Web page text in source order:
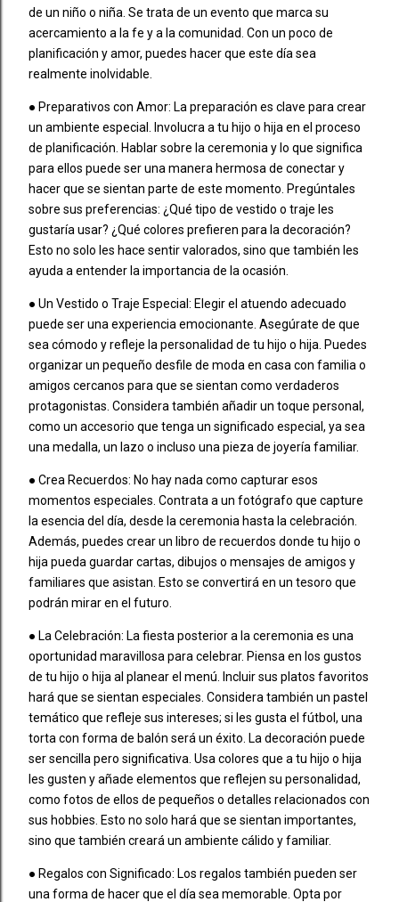
de un niño o niña. Se trata de un evento que marca su
acercamiento a la fe y a la comunidad. Con un poco de
planificación y amor, puedes hacer que este día sea
realmente inolvidable.
● Preparativos con Amor: La preparación es clave para crear
un ambiente especial. Involucra a tu hijo o hija en el proceso
de planificación. Hablar sobre la ceremonia y lo que significa
para ellos puede ser una manera hermosa de conectar y
hacer que se sientan parte de este momento. Pregúntales
sobre sus preferencias: ¿Qué tipo de vestido o traje les
gustaría usar? ¿Qué colores prefieren para la decoración?
Esto no solo les hace sentir valorados, sino que también les
ayuda a entender la importancia de la ocasión.
● Un Vestido o Traje Especial: Elegir el atuendo adecuado
puede ser una experiencia emocionante. Asegúrate de que
sea cómodo y refleje la personalidad de tu hijo o hija. Puedes
organizar un pequeño desfile de moda en casa con familia o
amigos cercanos para que se sientan como verdaderos
protagonistas. Considera también añadir un toque personal,
como un accesorio que tenga un significado especial, ya sea
una medalla, un lazo o incluso una pieza de joyería familiar.
● Crea Recuerdos: No hay nada como capturar esos
momentos especiales. Contrata a un fotógrafo que capture
la esencia del día, desde la ceremonia hasta la celebración.
Además, puedes crear un libro de recuerdos donde tu hijo o
hija pueda guardar cartas, dibujos o mensajes de amigos y
familiares que asistan. Esto se convertirá en un tesoro que
podrán mirar en el futuro.
● La Celebración: La fiesta posterior a la ceremonia es una
oportunidad maravillosa para celebrar. Piensa en los gustos
de tu hijo o hija al planear el menú. Incluir sus platos favoritos
hará que se sientan especiales. Considera también un pastel
temático que refleje sus intereses; si les gusta el fútbol, una
torta con forma de balón será un éxito. La decoración puede
ser sencilla pero significativa. Usa colores que a tu hijo o hija
les gusten y añade elementos que reflejen su personalidad,
como fotos de ellos de pequeños o detalles relacionados con
sus hobbies. Esto no solo hará que se sientan importantes,
sino que también creará un ambiente cálido y familiar.
● Regalos con Significado: Los regalos también pueden ser
una forma de hacer que el día sea memorable. Opta por